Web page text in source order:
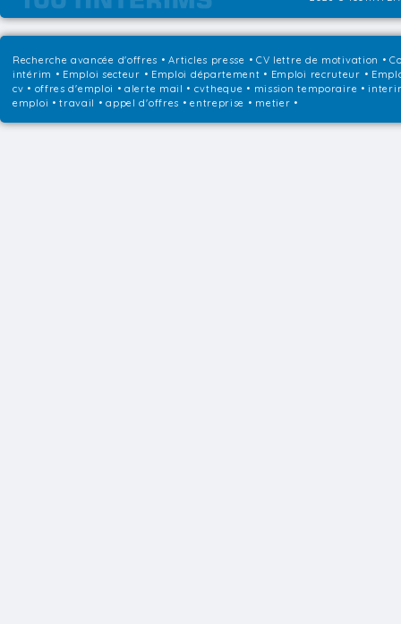
Recherche avancée d'offres •Articles presse • CV lettre de motivation •
intérim • Emploi secteur • Emploi département • Emploi recruteur •
cv • offres d'emploi • alerte mail • cvtheque • mission temporaire •
emploi • travail • appel d'offres • entreprise • metier •